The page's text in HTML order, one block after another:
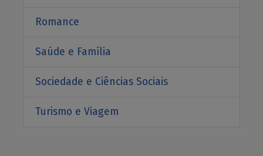
Romance
Saúde e Família
Sociedade e Ciências Sociais
Turismo e Viagem